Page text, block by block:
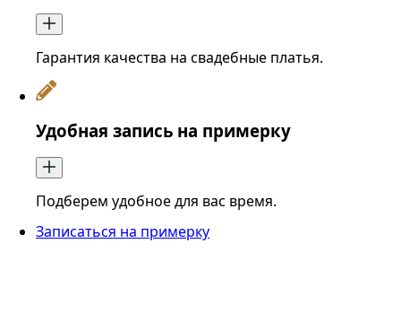
Гарантия качества на свадебные платья.
Удобная запись на примерку
Подберем удобное для вас время.
Записаться на примерку